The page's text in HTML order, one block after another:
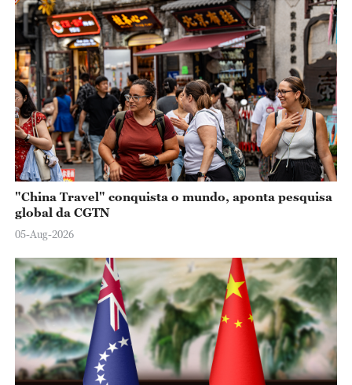
"China Travel" conquista o mundo, aponta pesquisa
global da CGTN
05-Aug-2026